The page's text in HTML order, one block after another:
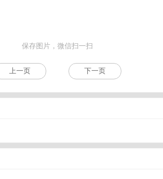
保存图片，微信扫一扫
上一页 下一页